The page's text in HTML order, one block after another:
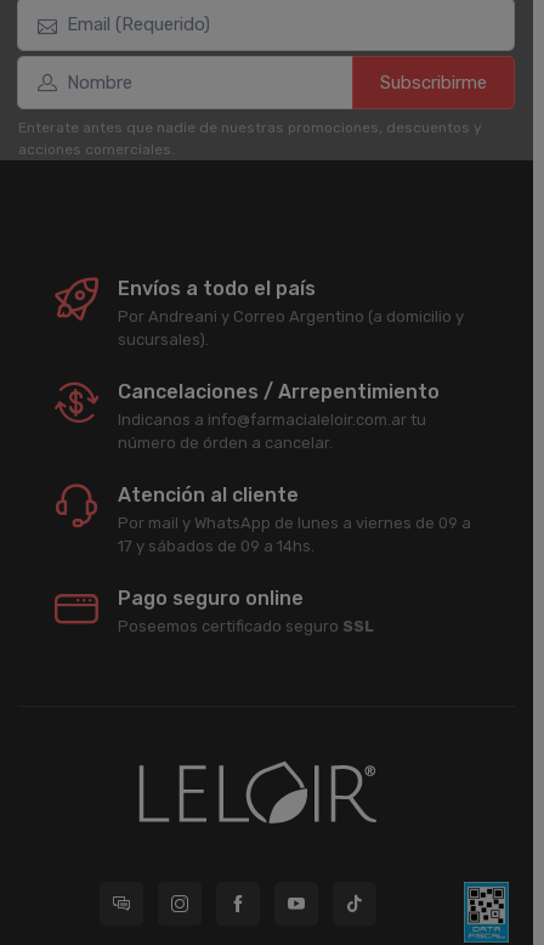
Subscribirme
Enterate antes que nadie de nuestras promociones, descuentos y
acciones comerciales.
Envíos a todo el país
Por Andreani y Correo Argentino (a domicilio y
sucursales).
Cancelaciones / Arrepentimiento
Indicanos a info@farmacialeloir.com.ar tu
número de órden a cancelar.
Atención al cliente
Por mail y WhatsApp de lunes a viernes de 09 a
17 y sábados de 09 a 14hs.
Pago seguro online
Poseemos certificado seguro SSL